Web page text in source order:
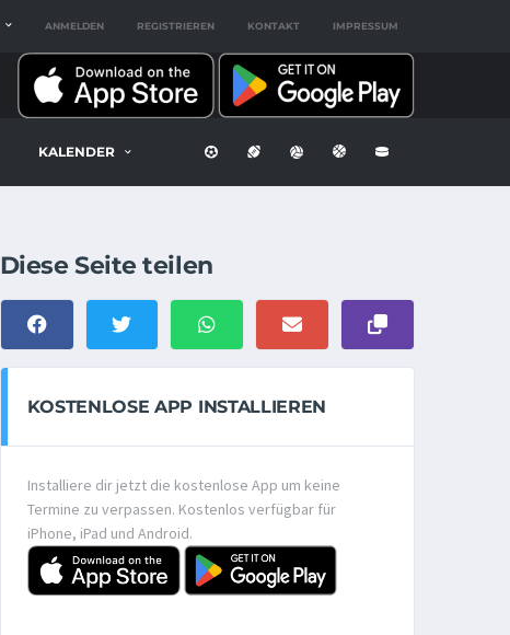
ANMELDEN REGISTRIEREN KONTAKT IMPRESSUM
KALENDER
Diese Seite teilen
KOSTENLOSE APP INSTALLIEREN
Installiere dir jetzt die kostenlose App um keine
Termine zu verpassen. Kostenlos verfügbar für
iPhone, iPad und Android.